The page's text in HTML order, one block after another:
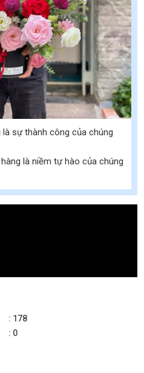
sự thành công của chúng
là niềm tự hào của chúng
178
0